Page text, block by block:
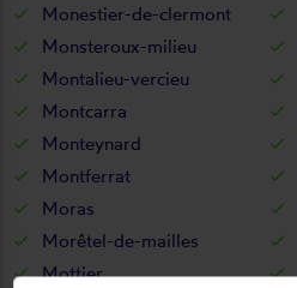
Monestier-de-clermont
Monsteroux-milieu
Montalieu-vercieu
Montcarra
Monteynard
Montferrat
Moras
Morêtel-de-mailles
Mottier